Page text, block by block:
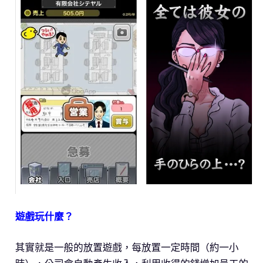
遊戲玩什麼？
其實就是一般的放置遊戲，每放置一定時間（約一小